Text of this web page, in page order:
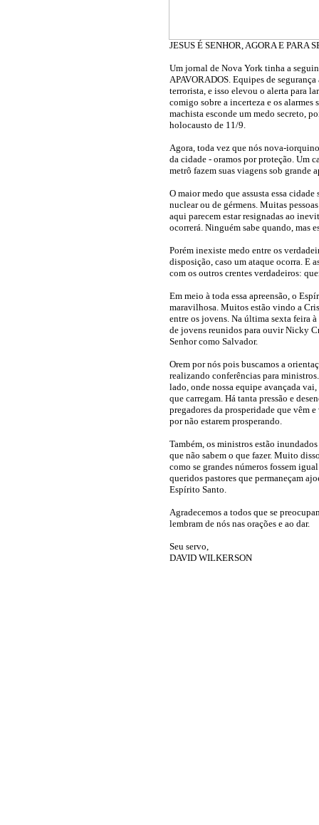
JESUS É SENHOR, AGORA E PARA
Um jornal de Nova York tinha a
APAVORADOS. Equipes de
terrorista, e isso elevou o alerta para
comigo sobre a incerteza e os
machista esconde um medo secreto,
holocausto de 11/9.
Agora, toda vez que nós nova-
da cidade - oramos por proteção. Um
metrô fazem suas viagens sob grande
O maior medo que assusta essa
nuclear ou de gérmens. Muitas
aqui parecem estar resignadas ao
ocorrerá. Ninguém sabe quando, mas
Porém inexiste medo entre os
disposição, caso um ataque ocorra. E
com os outros crentes verdadeiros:
Em meio à toda essa apreensão, o
maravilhosa. Muitos estão vindo a
entre os jovens. Na última sexta feira
de jovens reunidos para ouvir Nicky
Senhor como Salvador.
Orem por nós pois buscamos a
realizando conferências para
lado, onde nossa equipe avançada
que carregam. Há tanta pressão e
pregadores da prosperidade que vêm
por não estarem prosperando.
Também, os ministros estão
que não sabem o que fazer. Muito
como se grandes números fossem
queridos pastores que permaneçam
Espírito Santo.
Agradecemos a todos que se
lembram de nós nas orações e ao dar.
Seu servo,
DAVID WILKERSON